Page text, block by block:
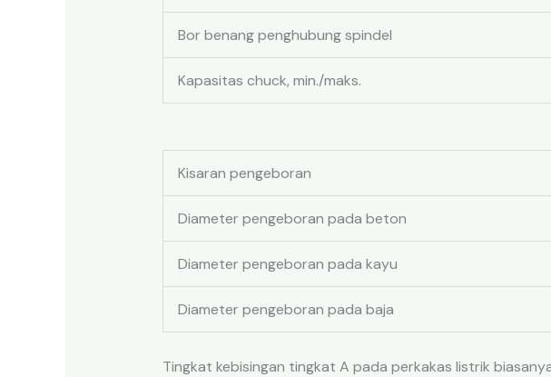
Bor benang penghubung spindel
Kapasitas chuck, min./maks.
Kisaran pengeboran
Diameter pengeboran pada beton
Diameter pengeboran pada kayu
Diameter pengeboran pada baja
Tingkat kebisingan tingkat A pada perkakas listrik